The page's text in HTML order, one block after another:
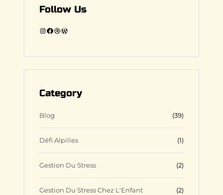
Follow Us
I
s
r
m
F
c
o
D
i
l
W
r
e
Category
Blog (39)
Défi Alpilles (1)
Gestion Du Stress (2)
Gestion Du Stress Chez L'Enfant (2)